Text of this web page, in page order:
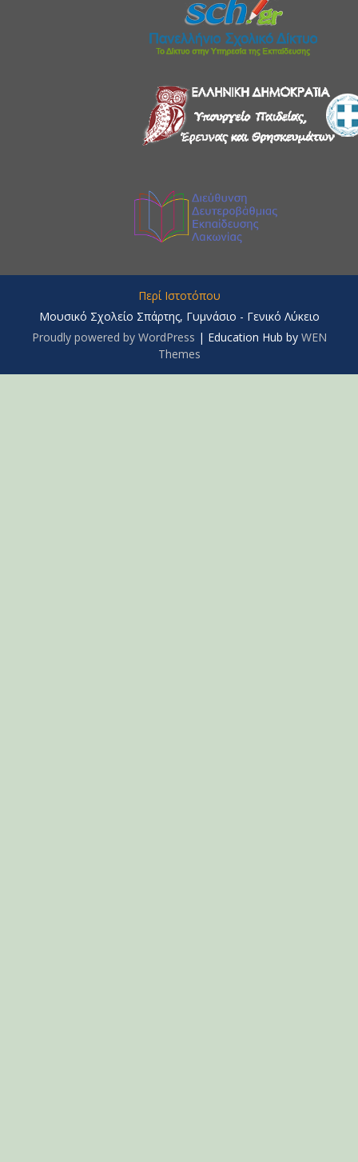
Περί Ιστοτόπου
Μουσικό Σχολείο Σπάρτης, Γυμνάσιο - Γενικό Λύκειο
Proudly powered by WordPress | Education Hub by WEN
Themes